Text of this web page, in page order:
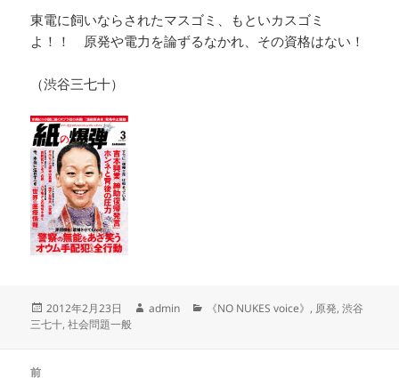
東電に飼いならされたマスゴミ、もといカスゴミ
よ！！ 原発や電力を論ずるなかれ、その資格はない！
（渋谷三七十）
投
稿
2012年2月23日
作
admin
カ《NO NUKES voice》 , 原発,渋谷
三七十,社会問題一般
前